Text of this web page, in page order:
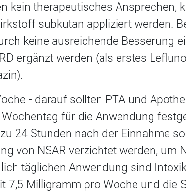
kein therapeutisches Ansprechen,
subkutan appliziert werden.
keine ausreichende Besserung
ergänzt werden (als erstes
- darauf sollten PTA und
für die Anwendung
24 Stunden nach der Einnahme
von NSAR verzichtet werden, um
täglichen Anwendung sind
7,5 Milligramm pro Woche und die